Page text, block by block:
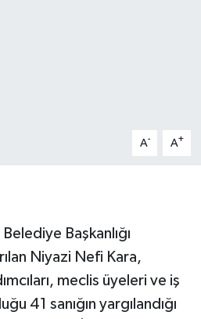
A- A+
Başkanlığı
Niyazi Nefi Kara,
meclis üyeleri ve iş
41 sanığın yargılandığı